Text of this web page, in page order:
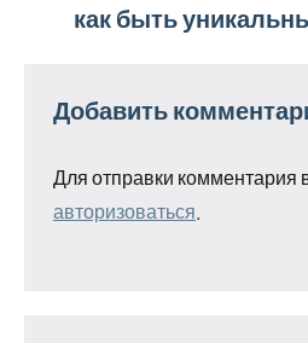
как быть
Добавить
Для отправки комментария
авторизоваться